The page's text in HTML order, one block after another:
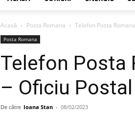
Acasă Posta Romana Telefon Posta
Posta Romana
Telefon Posta
– Oficiu Postal
De către Ioana Stan - 08/02/2023